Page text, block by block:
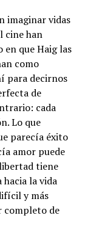
imaginar vidas
cine han
en que Haig las
como
para decirnos
de
cada
Lo que
parecía éxito
amor puede
tiene
hacia la vida
y más
completo de